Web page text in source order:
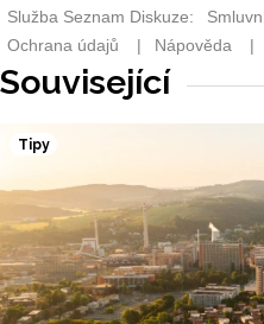
Související
Tipy